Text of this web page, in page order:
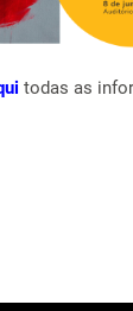
todas as